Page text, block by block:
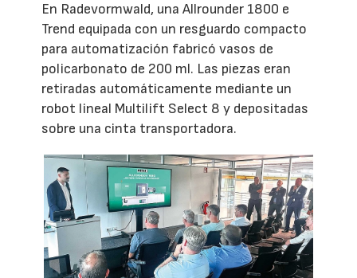
En Radevormwald, una Allrounder 1800 e
Trend equipada con un resguardo compacto
para automatización fabricó vasos de
policarbonato de 200 ml. Las piezas eran
retiradas automáticamente mediante un
robot lineal Multilift Select 8 y depositadas
sobre una cinta transportadora.